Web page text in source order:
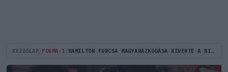
KEZDŐLAP FORMA-1 HAMILTON FURCSA MAGYARÁZKODÁSA KIVERTE A BIZTOSÍTÉKOT